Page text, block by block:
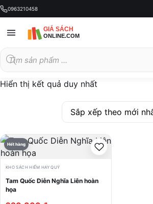
0963210458
kiếm
sản
Hiển thị kết quả duy nhất
Hết hàng
KHO SÁCH HIẾM HAY QUÝ
Tam Quốc Diễn Nghĩa Liên hoàn
họa